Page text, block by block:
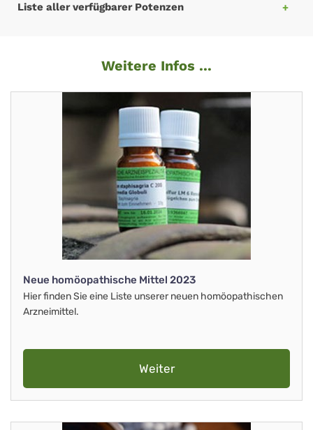
Liste aller verfügbarer Potenzen
Weitere Infos ...
Neue homöopathische Mittel 2023
Hier finden Sie eine Liste unserer neuen homöopathischen
Arzneimittel.
Weiter